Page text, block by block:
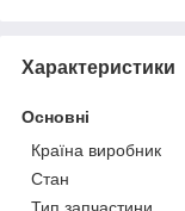
Характеристики
Основні
Країна виробник
Стан
Тип запчастини